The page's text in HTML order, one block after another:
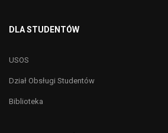
DLA STUDENTÓW
USOS
Dział Obsługi Studentów
Biblioteka